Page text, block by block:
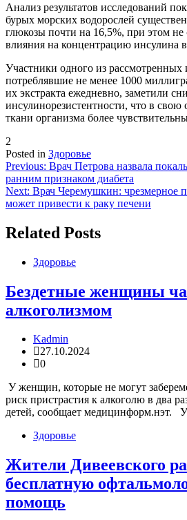
Анализ результатов исследований
бурых морских водорослей
глюкозы почти на 16,5%, при этом не
влияния на концентрацию инсулина
Участники одного из рассмотренных
потреблявшие не менее 1000
их экстракта ежедневно, заметили
инсулинорезистентности, что в свою
ткани организма более
2
Posted in Здоровье
Навигация
по
записям
Previous: Врач Петрова назвала
ранним признаком диабета
Next: Врач Черемушкин: чрезмерное
может привести к раку печени
Related Posts
Здоровье
Бездетные женщины
алкоголизмом
Kadmin
27.10.2024
0
У женщин, которые не могут
риск пристрастия к алкоголю в два
детей, сообщает медицинформ.нэт.
Здоровье
Жители Дивеевского
бесплатную
помощь